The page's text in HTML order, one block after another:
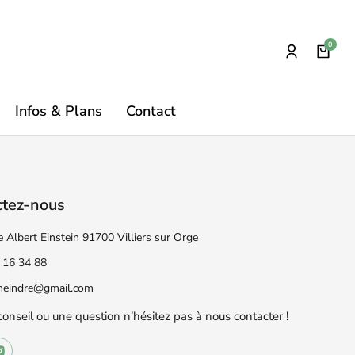
Infos & Plans Contact
nous
Albert Einstein 91700 Villiers sur Orge
34 88
ou une question n’hésitez pas à nous contacter !